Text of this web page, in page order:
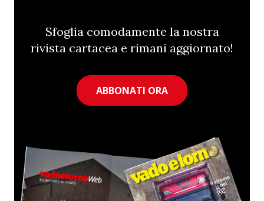
Sfoglia comodamente la nostra
rivista cartacea e rimani aggiornato!
ABBONATI ORA